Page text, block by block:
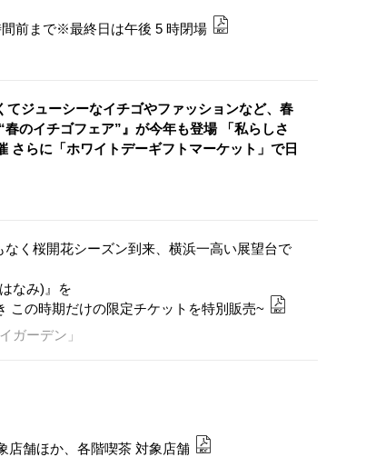
前まで※最終日は午後 5 時閉場
ジューシーなイチゴやファッションなど、春
のイチゴフェア”』が今年も登場 「私らしさ
さらに「ホワイトデーギフトマーケット」で日
く桜開花シーズン到来、横浜一高い展望台で
なみ)』を
この時期だけの限定チケットを特別販売~
ガーデン」
店舗ほか、各階喫茶 対象店舗